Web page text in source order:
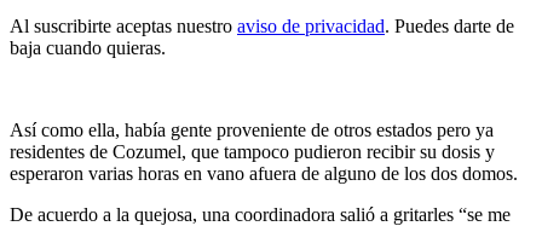
Al suscribirte aceptas nuestro aviso de privacidad. Puedes darte de
baja cuando quieras.
Así como ella, había gente proveniente de otros estados pero ya
residentes de Cozumel, que tampoco pudieron recibir su dosis y
esperaron varias horas en vano afuera de alguno de los dos domos.
De acuerdo a la quejosa, una coordinadora salió a gritarles “se me